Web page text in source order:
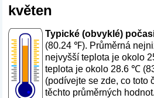
květen
Typické (obvyklé)
(80.24 ℉). Průměrná
nejvyšší teplota je okolo
teplota je okolo 28.6 ℃
(podívejte se zde, co toto
těchto průměrných